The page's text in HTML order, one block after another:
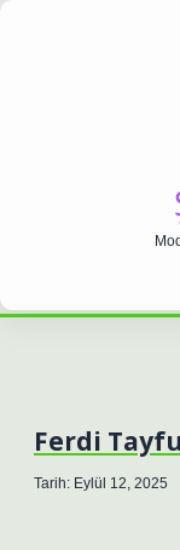
Ferdi
Tarih: Eylül 12, 2025